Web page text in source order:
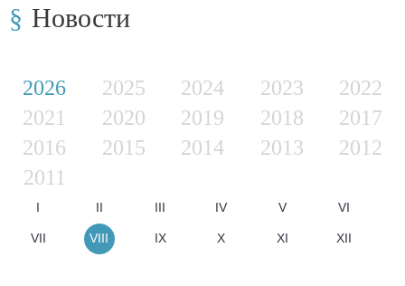
Новости
2026 2025 2024 2023
2022
2021
2020 2019 2018
2017
2016
2015 2014 2013
2012
2011
I II III IV V VI
VII VIII IX X XI XII